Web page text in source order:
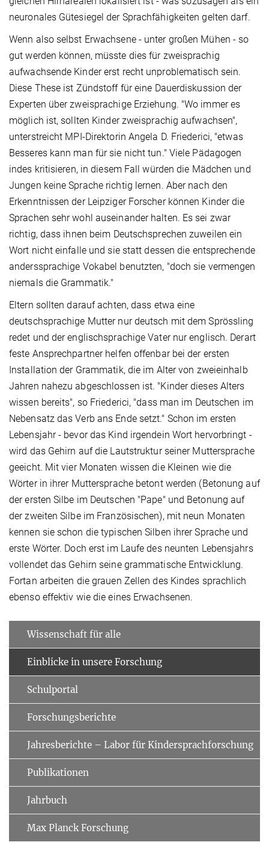
neuronales Gütesiegel der Sprachfähigkeiten gelten darf.
Wenn also selbst Erwachsene - unter großen Mühen - so
gut werden können, müsste dies für zweisprachig
aufwachsende Kinder erst recht unproblematisch sein.
Diese These ist Zündstoff für eine Dauerdiskussion der
Experten über zweisprachige Erziehung. "Wo immer es
möglich ist, sollten Kinder zweisprachig aufwachsen",
unterstreicht MPI-Direktorin Angela D. Friederici, "etwas
Besseres kann man für sie nicht tun." Viele Pädagogen
indes kritisieren, in diesem Fall würden die Mädchen und
Jungen keine Sprache richtig lernen. Aber nach den
Erkenntnissen der Leipziger Forscher können Kinder die
Sprachen sehr wohl auseinander halten. Es sei zwar
richtig, dass ihnen beim Deutschsprechen zuweilen ein
Wort nicht einfalle und sie statt dessen die entsprechende
anderssprachige Vokabel benutzten, "doch sie vermengen
niemals die Grammatik."
Eltern sollten darauf achten, dass etwa eine
deutschsprachige Mutter nur deutsch mit dem Sprössling
redet und der englischsprachige Vater nur englisch. Derart
feste Ansprechpartner helfen offenbar bei der ersten
Installation der Grammatik, die im Alter von zweieinhalb
Jahren nahezu abgeschlossen ist. "Kinder dieses Alters
wissen bereits", so Friederici, "dass man im Deutschen im
Nebensatz das Verb ans Ende setzt." Schon im ersten
Lebensjahr - bevor das Kind irgendein Wort hervorbringt -
wird das Gehirn auf die Lautstruktur seiner Muttersprache
geeicht. Mit vier Monaten wissen die Kleinen wie die
Wörter in ihrer Muttersprache betont werden (Betonung auf
der ersten Silbe im Deutschen "Pape" und Betonung auf
der zweiten Silbe im Französischen), mit neun Monaten
kennen sie schon die typischen Silben ihrer Sprache und
erste Wörter. Doch erst im Laufe des neunten Lebensjahrs
vollendet das Gehirn seine grammatische Entwicklung.
Fortan arbeiten die grauen Zellen des Kindes sprachlich
ebenso effektiv wie die eines Erwachsenen.
Wissenschaft für alle
Einblicke in unsere Forschung
Schulportal
Forschungsberichte
Jahresberichte – Labor für Kindersprachforschung
Publikationen
Jahrbuch
Max Planck Forschung